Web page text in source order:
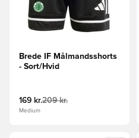
Brede IF Målmandsshorts
- Sort/Hvid
169 kr.209 kr.
Medium